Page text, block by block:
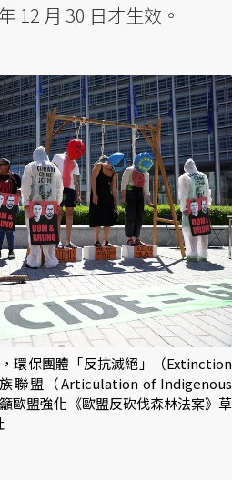
12 月 30 日才生效。
環保團體「反抗滅絕」（Extinction
聯盟（Articulation of Indigenous
歐盟強化《歐盟反砍伐森林法案》草